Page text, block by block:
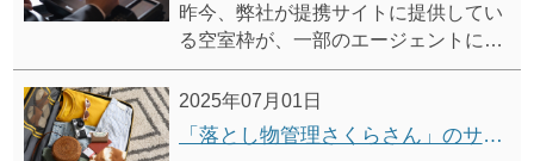
昨今、弊社が提携サイトに提供してい
る空室枠が、一部のエージェントによ
る海外予約サイト（Agoda等）への転
売によりトラブルが発生しています。
尚、ホテルビスタにおいては上記トラ
ブルが解消するまでの間、Agodaの直
2025年07月01日
「落とし物管理さくらさん」のサービス開始について